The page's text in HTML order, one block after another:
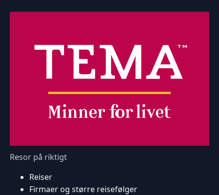
Resor på riktigt
Reiser
Firmaer og større reisefølger